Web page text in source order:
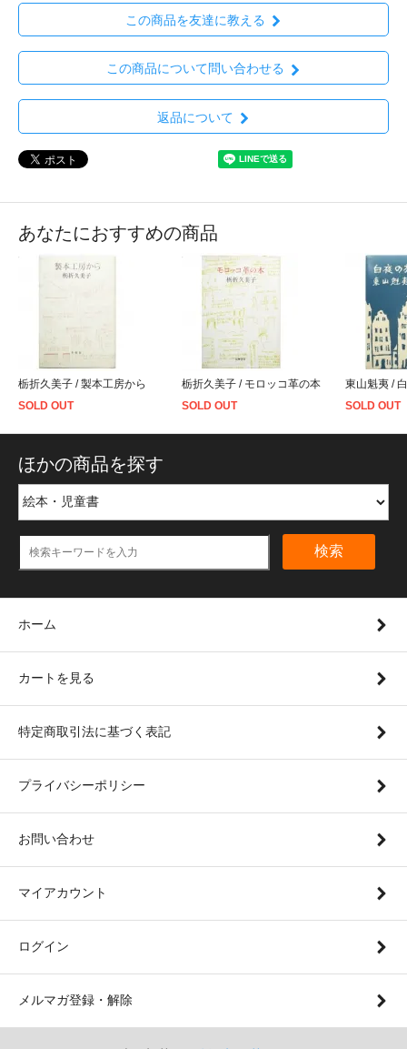
この商品を友達に教える
この商品について問い合わせる
返品について
あなたにおすすめの商品
栃折久美子 / 製本工房から
SOLD OUT
栃折久美子 / モロッコ革の本
SOLD OUT
東山魁夷 /
SOLD OUT
ほかの商品を探す
検索
ホーム
カートを見る
特定商取引法に基づく表記
プライバシーポリシー
お問い合わせ
マイアカウント
ログイン
メルマガ登録・解除